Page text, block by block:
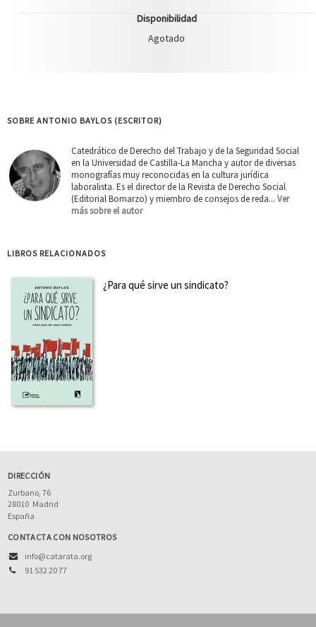
Disponibilidad
Agotado
SOBRE ANTONIO BAYLOS (ESCRITOR)
Catedrático de Derecho del Trabajo y de la Seguridad Social
en la Universidad de Castilla-La Mancha y autor de diversas
monografías muy reconocidas en la cultura jurídica
laboralista. Es el director de la Revista de Derecho Social
(Editorial Bomarzo) y miembro de consejos de reda... Ver
más sobre el autor
LIBROS RELACIONADOS
¿Para qué sirve un sindicato?
DIRECCIÓN
Zurbano, 76
28010 Madrid
España
CONTACTA CON NOSOTROS
info@catarata.org
91 532 20 77